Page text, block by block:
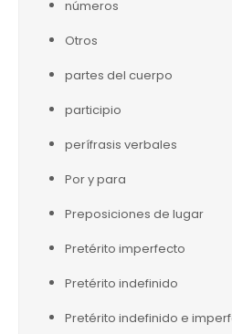
números
Otros
partes del cuerpo
participio
perífrasis verbales
Por y para
Preposiciones de lugar
Pretérito imperfecto
Pretérito indefinido
Pretérito indefinido e